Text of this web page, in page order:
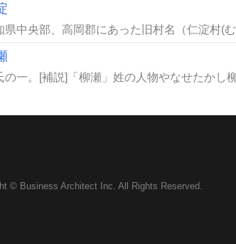
県中央部、高岡郡にあった旧村名（仁淀村(
の一。[補説]「柳瀬」姓の人物やなせたかし
© Business Architect Inc. All Rights Reserved.